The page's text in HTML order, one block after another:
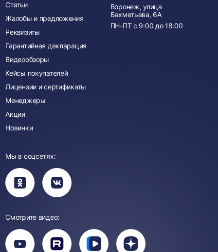
Статьи
Жалобы и предложения
Реквизиты
Гарантийная декларация
Видеообзоры
Кейсы покупателей
Лицензии и сертификаты
Менеджеры
Акции
Новинки
Воронеж, улица
Бахметьева, 6А
ПН-ПТ с 9:00 до 18:00
Мы в соцсетях:
Вы
перейдете
в
группу
Вы
перейдете
в
группу
Смотрите видео:
Вы
перейдете
на
Вы
Вы
Вы